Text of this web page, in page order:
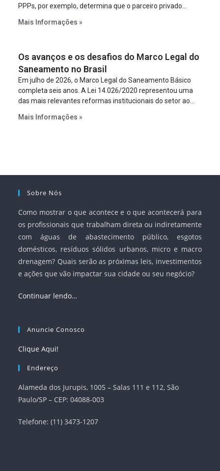
PPPs, por exemplo, determina que o parceiro privado
empreendimento. Ou seja, a suposta “fraude à licitação” é
projeto a projeto.
Mais Informações »
Os avanços e os desafios do Marco Legal do
Saneamento no Brasil
Em julho de 2026, o Marco Legal do Saneamento Básico
completa seis anos. A Lei 14.026/2020 representou uma
das mais relevantes reformas institucionais do setor ao
serviços, ampliar a participação da iniciativa privada,
Mais Informações »
Sobre Nós
Como mostrar o que acontece e o que acontecerá para
os profissionais que trabalham direta ou indiretamente
com águas de abastecimento público, esgotos
domésticos, resíduos sólidos urbanos, micro e macro
drenagem? Quais serão as próximas leis, investimentos
e ações que vão impactar sua cidade ou seu negócio?
Continuar lendo…
Anuncie Conosco
Clique Aqui!
Endereço
Alameda dos Jurupis, 1005 – Salas 111 e 112, São
Paulo/SP – CEP: 04088-003
Telefone: (11) 3473-1207